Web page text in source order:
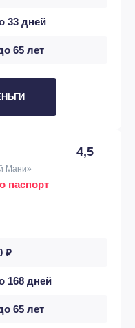
33 дней
65 лет
4,5
Мани»
паспорт
₽
168 дней
65 лет